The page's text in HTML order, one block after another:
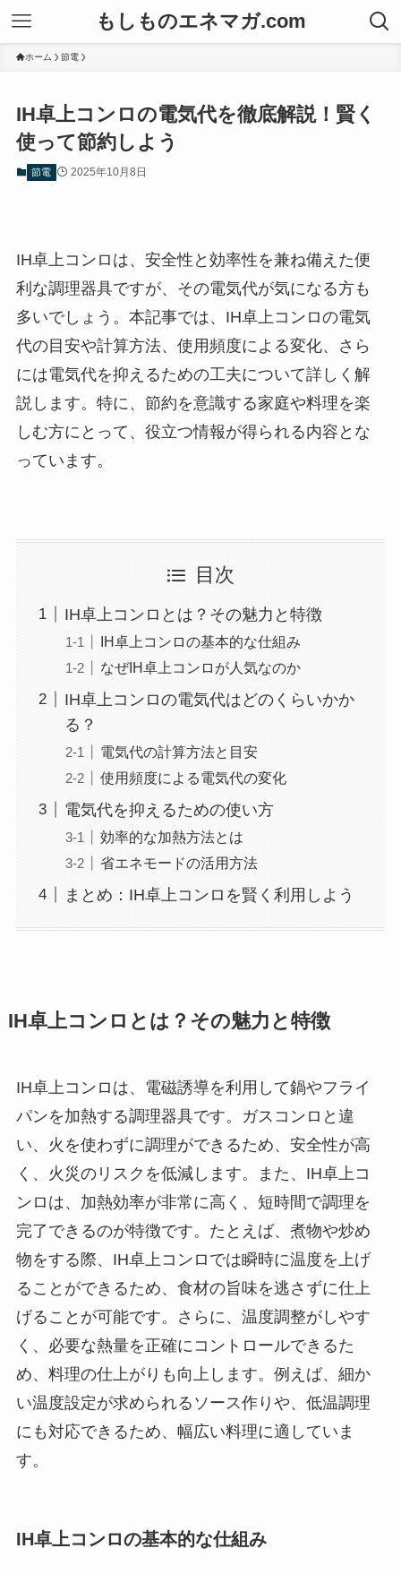
もしものエネマガ.com
ホーム 節電
IH卓上コンロの電気代を徹底解説！賢く
使って節約しよう
節電 2025年10月8日
IH卓上コンロは、安全性と効率性を兼ね備えた便
利な調理器具ですが、その電気代が気になる方も
多いでしょう。本記事では、IH卓上コンロの電気
代の目安や計算方法、使用頻度による変化、さら
には電気代を抑えるための工夫について詳しく解
説します。特に、節約を意識する家庭や料理を楽
しむ方にとって、役立つ情報が得られる内容とな
っています。
目次
IH卓上コンロとは？その魅力と特徴
IH卓上コンロの基本的な仕組み
なぜIH卓上コンロが人気なのか
IH卓上コンロの電気代はどのくらいかか
る？
電気代の計算方法と目安
使用頻度による電気代の変化
電気代を抑えるための使い方
効率的な加熱方法とは
省エネモードの活用方法
まとめ：IH卓上コンロを賢く利用しよう
IH卓上コンロとは？その魅力と特徴
IH卓上コンロは、電磁誘導を利用して鍋やフライ
パンを加熱する調理器具です。ガスコンロと違
い、火を使わずに調理ができるため、安全性が高
く、火災のリスクを低減します。また、IH卓上コ
ンロは、加熱効率が非常に高く、短時間で調理を
完了できるのが特徴です。たとえば、煮物や炒め
物をする際、IH卓上コンロでは瞬時に温度を上げ
ることができるため、食材の旨味を逃さずに仕上
げることが可能です。さらに、温度調整がしやす
く、必要な熱量を正確にコントロールできるた
め、料理の仕上がりも向上します。例えば、細か
い温度設定が求められるソース作りや、低温調理
にも対応できるため、幅広い料理に適していま
す。
IH卓上コンロの基本的な仕組み